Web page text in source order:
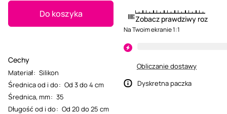
Do koszyka
Cechy
Materiał: Silikon
Średnica od i do: Od 3 do 4 cm
Średnica, mm: 35
Długość od i do: Od 20 do 25 cm
Zobacz prawdziwy rozmiar
Na Twoim ekranie 1:1
Obliczanie dostawy
Dyskretna paczka